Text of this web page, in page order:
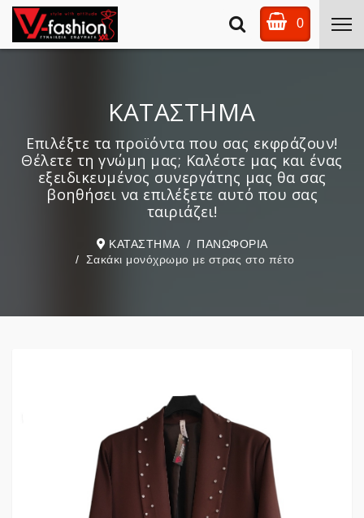
0
ΚΑΤΑΣΤΗΜΑ
Επιλέξτε τα προϊόντα που σας εκφράζουν!
Θέλετε τη γνώμη μας; Καλέστε μας και ένας
εξειδικευμένος συνεργάτης μας θα σας
βοηθήσει να επιλέξετε αυτό που σας
ταιριάζει!
ΚΑΤΑΣΤΗΜΑ
ΠΑΝΩΦΟΡΙΑ
Σακάκι μονόχρωμο με στρας στο πέτο